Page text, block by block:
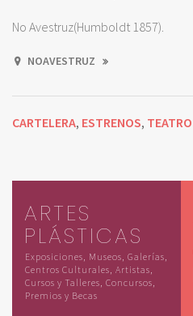
No Avestruz(Humboldt 1857).
NOAVESTRUZ
CARTELERA, ESTRENOS, TEATRO
ARTES
PLÁSTICAS
Exposiciones, Museos, Galerías,
Centros Culturales, Artistas,
Cursos y Talleres, Concursos,
Premios y Becas